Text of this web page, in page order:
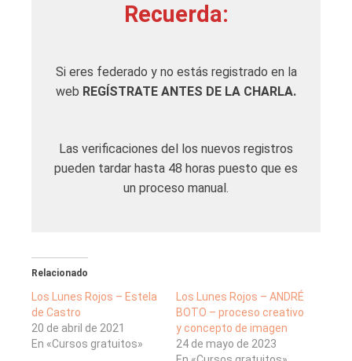
Recuerda:
Si eres federado y no estás registrado en la
web REGÍSTRATE ANTES DE LA CHARLA.
Las verificaciones del los nuevos registros
pueden tardar hasta 48 horas puesto que es
un proceso manual.
Relacionado
Los Lunes Rojos – Estela
de Castro
20 de abril de 2021
En «Cursos gratuitos»
Los Lunes Rojos – ANDRÉ
BOTO – proceso creativo
y concepto de imagen
24 de mayo de 2023